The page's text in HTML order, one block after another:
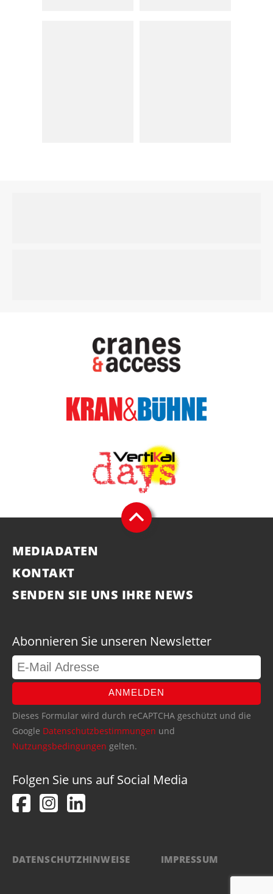
MEDIADATEN
KONTAKT
SENDEN SIE UNS IHRE NEWS
Abonnieren Sie unseren Newsletter
ANMELDEN
Dieses Formular wird durch reCAPTCHA geschützt und die
Google Datenschutzbestimmungen und
Nutzungsbedingungen gelten.
Folgen Sie uns auf Social Media
DATENSCHUTZHINWEISE IMPRESSUM